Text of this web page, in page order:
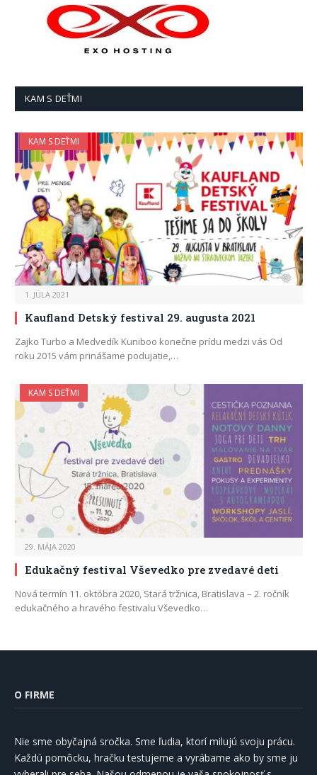
KAM S DEŤMI
KAM S DEŤMI
1. JÚLA 2021
Kaufland Detský festival 29. augusta 2021
Zajko Turbo a Medvedík Kuniboo konečne prídu medzi vás Od
roku 2015 vám prinášame podujatie,…
KAM S DEŤMI
29. MÁJA 2020
Edukačný festival Vševedko pre zvedavé deti
Nová termín 11. októbra 2020, Stará tržnica, Bratislava – 2. ročník
edukačného a hravého festivalu Vševedko…
O FIRME
Nie sme obyčajná sročka. Sme ľudia, ktorí milujú svoju prácu.
Každú pomôcku, hračku testujeme a vyrábame ako by sme ju